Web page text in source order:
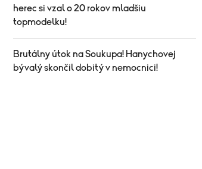
herec si vzal o 20 rokov mladšiu
topmodelku!
Brutálny útok na Soukupa! Hanychovej
bývalý skončil dobitý v nemocnici!